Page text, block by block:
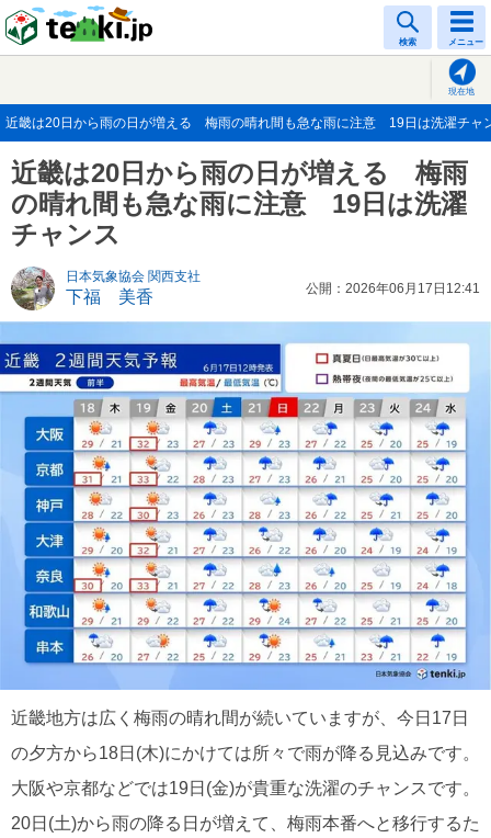
検索 メニュー
現在地
近畿は20日から雨の日が増える 梅雨の晴れ間も急な雨に注意 19日は洗濯チャ
近畿は20日から雨の日が増える 梅雨
の晴れ間も急な雨に注意 19日は洗濯
チャンス
日本気象協会 関西支社
下福 美香 公開：2026年06月17日12:41
近畿地方は広く梅雨の晴れ間が続いていますが、今日17日
の夕方から18日(木)にかけては所々で雨が降る見込みです。
大阪や京都などでは19日(金)が貴重な洗濯のチャンスです。
20日(土)から雨の降る日が増えて、梅雨本番へと移行するた